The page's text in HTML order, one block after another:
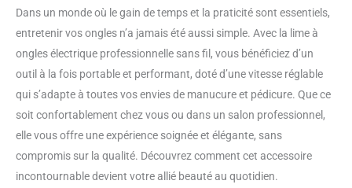
Dans un monde où le gain de temps et la praticité sont essentiels,
entretenir vos ongles n’a jamais été aussi simple. Avec la lime à
ongles électrique professionnelle sans fil, vous bénéficiez d’un
outil à la fois portable et performant, doté d’une vitesse réglable
qui s’adapte à toutes vos envies de manucure et pédicure. Que ce
soit confortablement chez vous ou dans un salon professionnel,
elle vous offre une expérience soignée et élégante, sans
compromis sur la qualité. Découvrez comment cet accessoire
incontournable devient votre allié beauté au quotidien.